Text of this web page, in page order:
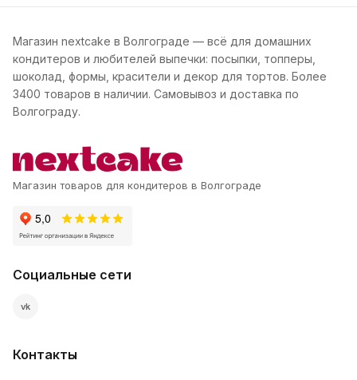
Магазин nextcake в Волгограде — всё для домашних
кондитеров и любителей выпечки: посыпки, топперы,
шоколад, формы, красители и декор для тортов. Более
3400 товаров в наличии. Самовывоз и доставка по
Волгограду.
Магазин товаров для кондитеров в Волгограде
Социальные сети
vk
Контакты